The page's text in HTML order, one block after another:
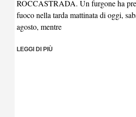
ROCCASTRADA. Un furgone ha
fuoco nella tarda mattinata di oggi,
agosto, mentre
LEGGI DI PIÙ